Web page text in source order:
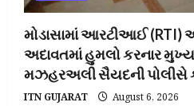
મોડાસામાં આરટીઆઈ (RTI)
અદાવતમાં હુમલો કરનાર
મઝહરઅલી સૈયદની પોલીસે
ITN GUJARAT August 6, 2026